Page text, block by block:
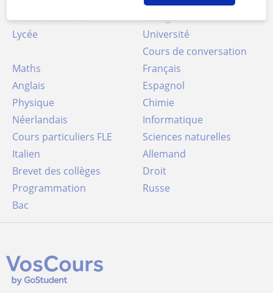
Soutien scolaire
Collège
Lycée
Université
Cours de conversation
Maths
Français
Anglais
Espagnol
Physique
Chimie
Néerlandais
Informatique
Cours particuliers FLE
Sciences naturelles
Italien
Allemand
Brevet des collèges
Droit
Programmation
Russe
Bac